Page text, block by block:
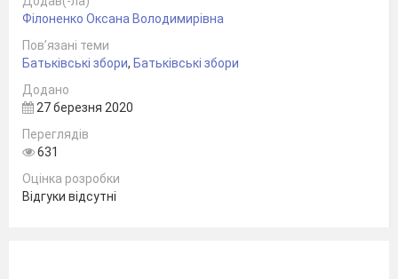
Філоненко Оксана Володимирівна
Пов’язані теми
Батьківські збори, Батьківські збори
Додано
27 березня 2020
Переглядів
631
Оцінка розробки
Відгуки відсутні